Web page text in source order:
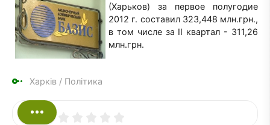
(Харьков) за первое полугодие
2012 г. составил 323,448 млн.грн.,
в том числе за II квартал - 311,26
млн.грн.
Харків / Політика